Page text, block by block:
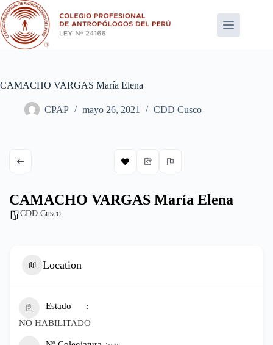
Saltar
al
contenido
CAMACHO VARGAS María Elena
CPAP mayo 26, 2021 CDD Cusco
CAMACHO VARGAS María Elena
CDD Cusco
Location
Estado
NO HABILITADO